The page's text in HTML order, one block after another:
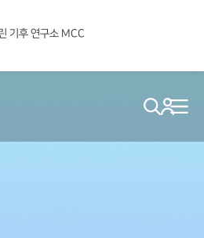
기후 연구소 MCC
search
로그인
메뉴